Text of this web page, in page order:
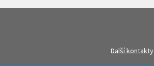
Další kontakty